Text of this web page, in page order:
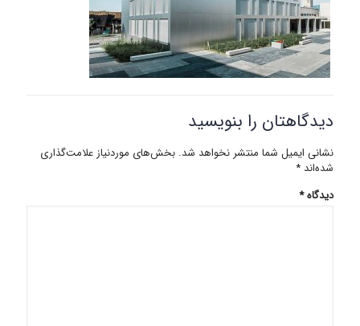
دیدگاهتان را بنویسید
نشانی ایمیل شما منتشر نخواهد شد. بخش‌های موردنیاز علامت‌گذاری
شده‌اند *
دیدگاه*